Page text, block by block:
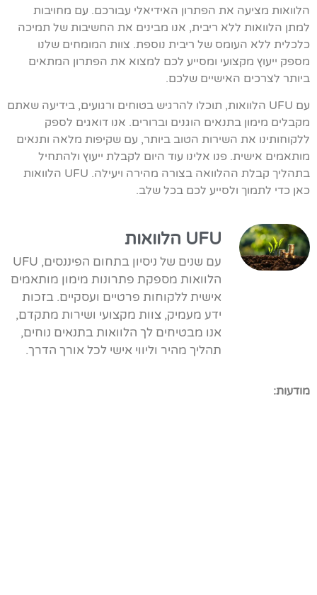
הלוואות מציעה את הפתרון האידיאלי עבורכם. עם מחויבות
למתן הלוואות ללא ריבית, אנו מבינים את החשיבות של תמיכה
כלכלית ללא העומס של ריבית נוספת. צוות המומחים שלנו
מספק ייעוץ מקצועי ומסייע לכם למצוא את הפתרון המתאים
ביותר לצרכים האישיים שלכם.
עם UFU הלוואות, תוכלו להרגיש בטוחים ורגועים, בידיעה שאתם
מקבלים מימון בתנאים הוגנים וברורים. אנו דואגים לספק
ללקוחותינו את השירות הטוב ביותר, עם שקיפות מלאה ותנאים
מותאמים אישית. פנו אלינו עוד היום לקבלת ייעוץ ולהתחיל
בתהליך קבלת ההלוואה בצורה מהירה ויעילה. UFU הלוואות
כאן כדי לתמוך ולסייע לכם בכל שלב.
UFU הלוואות
עם שנים של ניסיון בתחום הפיננסים, UFU
הלוואות מספקת פתרונות מימון מותאמים
אישית ללקוחות פרטיים ועסקיים. בזכות
ידע מעמיק, צוות מקצועי ושירות מתקדם,
אנו מבטיחים לך הלוואות בתנאים נוחים,
תהליך מהיר וליווי אישי לכל אורך הדרך.
מודעות: